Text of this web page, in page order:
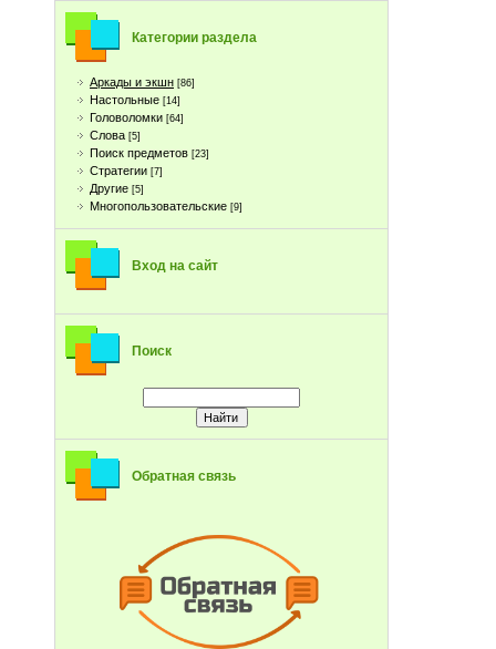
Категории раздела
Аркады и экшн [86]
Настольные [14]
Головоломки [64]
Слова [5]
Поиск предметов [23]
Стратегии [7]
Другие [5]
Многопользовательские [9]
Вход на сайт
Поиск
Обратная связь